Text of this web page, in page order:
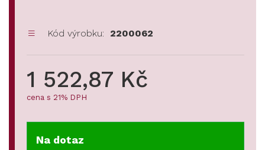
Kód výrobku: 2200062
1 522,87 Kč
cena s 21% DPH
Na dotaz